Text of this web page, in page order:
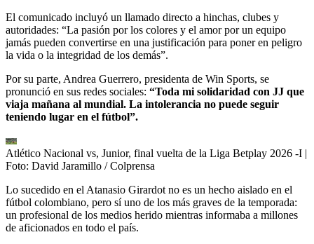
El comunicado incluyó un llamado directo a hinchas, clubes y
autoridades: “La pasión por los colores y el amor por un equipo
jamás pueden convertirse en una justificación para poner en peligro
la vida o la integridad de los demás”.
Por su parte, Andrea Guerrero, presidenta de Win Sports, se
pronunció en sus redes sociales: “Toda mi solidaridad con JJ que
viaja mañana al mundial. La intolerancia no puede seguir
teniendo lugar en el fútbol”.
Atlético Nacional vs, Junior, final vuelta de la Liga Betplay 2026 -I |
Foto: David Jaramillo / Colprensa
Lo sucedido en el Atanasio Girardot no es un hecho aislado en el
fútbol colombiano, pero sí uno de los más graves de la temporada:
un profesional de los medios herido mientras informaba a millones
de aficionados en todo el país.